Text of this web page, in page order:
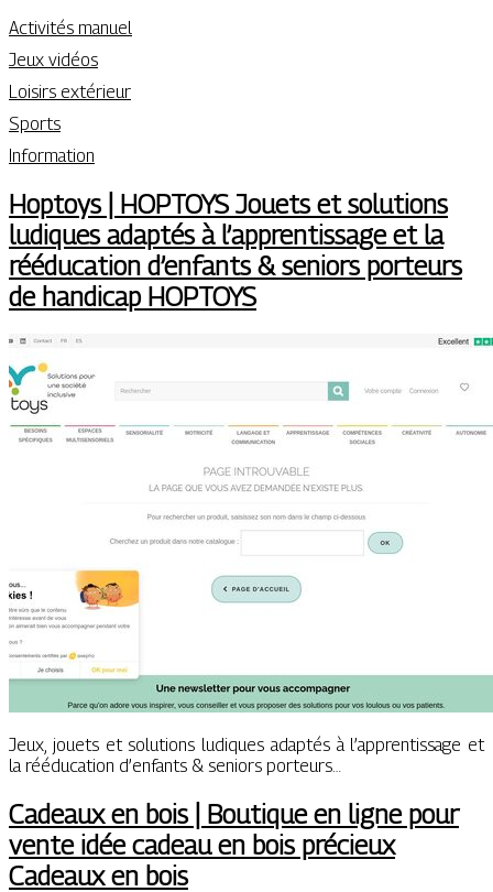
Activités manuel
Jeux vidéos
Loisirs extérieur
Sports
Information
Hoptoys | HOPTOYS Jouets et solutions
ludiques adaptés à l’appren­tis­sa­ge et la
rééducation d’enfants & seniors porteurs
de handicap HOPTOYS
Jeux, jouets et solutions ludiques adaptés à l’apprentissage et
la rééducation d’enfants & seniors porteurs…
Cadeaux en bois | Boutique en ligne pour
vente idée cadeau en bois précieux
Cadeaux en bois